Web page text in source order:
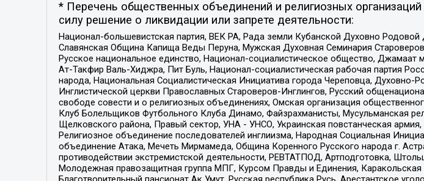
* Перечень общественных объединений и религиозных
силу решение о ликвидации или запрете деятельности:
Национал-большевистская партия, ВЕК РА, Рада земли Кубанской Духовно
Славянская Община Капища Веды Перуна, Мужская Духовная Семинария
Русское национальное единство, Национал-социалистическое общество,
Ат-Такфир Валь-Хиджра, Пит Буль, Национал-социалистическая рабочая партия
народа, Национальная Социалистическая Инициатива города Череповца,
Инглистической церкви Православных Староверов-Инглингов, Русский
свободе совести и о религиозных объединениях, Омская организация
Клуб Болельщиков Футбольного Клуба Динамо, Файзрахманисты, Мусульманская
Щелковского района, Правый сектор, УНА - УНСО, Украинская повстанческая
Религиозное объединение последователей инглиизма, Народная Социальная
объединение Атака, Мечеть Мирмамеда, Община Коренного Русского народа г.
противодействии экстремистской деятельности, РЕВТАТПОД, Артподготовка,
Молодежная правозащитная группа МПГ, Курсом Правды и Единения,